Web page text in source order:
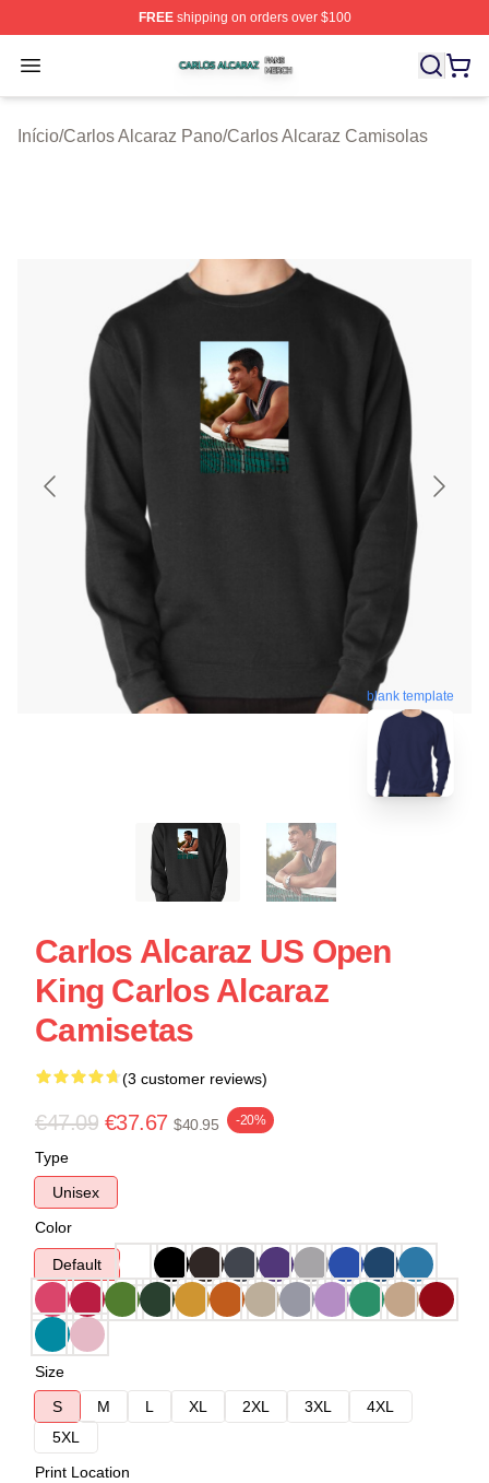
FREEshipping on orders over $100
Open menu
Carlos Alcaraz Shop ⚡️ Officially Licensed Carlos
Início/Carlos Alcaraz Pano/Carlos Alcaraz Camisolas
blank template
Carlos Alcaraz US Open
King Carlos Alcaraz
Camisetas
(3 customer reviews)
€47.09 €37.67 $40.95 -20%
Type
Unisex
Color
Default
Size
S
M L XL 2XL 3XL
4XL
5XL
Print Location